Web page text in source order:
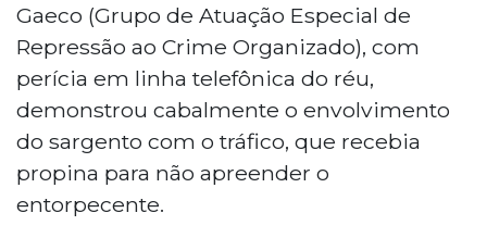
Gaeco (Grupo de Atuação Especial de
Repressão ao Crime Organizado), com
perícia em linha telefônica do réu,
demonstrou cabalmente o envolvimento
do sargento com o tráfico, que recebia
propina para não apreender o
entorpecente.